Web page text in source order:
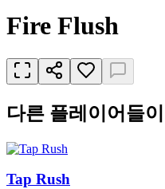
Fire Flush
다른 플레이어들
Tap Rush